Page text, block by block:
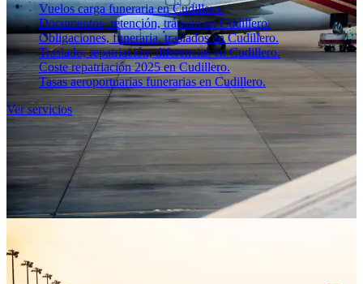
Vuelos carga funeraria en Cudillero.
Documentos, retención, tránsito en Cudillero.
Obligaciones, funeraria, traslados en Cudillero.
Traslado, repatriación, diferencias en Cudillero.
Coste repatriación 2025 en Cudillero.
Tasas aeroportuarias funerarias en Cudillero.
Ver servicios